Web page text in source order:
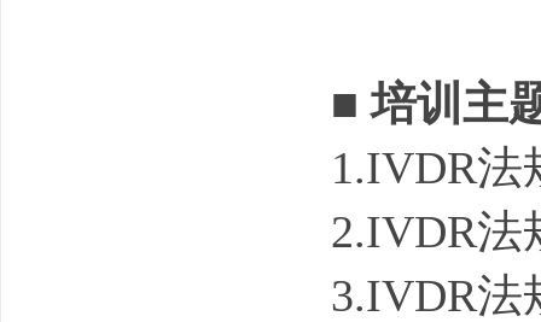
■培训主
1.IVDR法
2.IVDR法
3.IVDR法